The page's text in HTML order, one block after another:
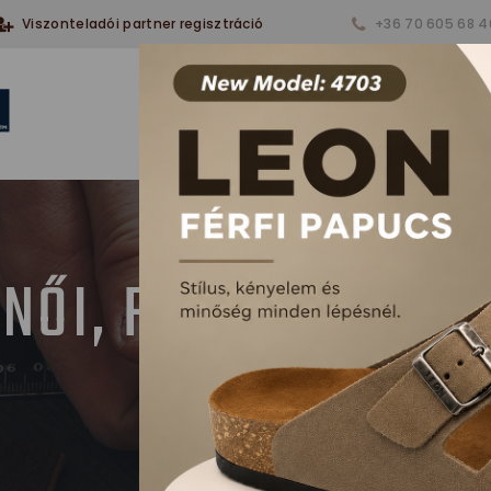
Viszonteladói partner regisztráció +36 70 605 68
NŐI, FÉRFI
FŐOLDAL